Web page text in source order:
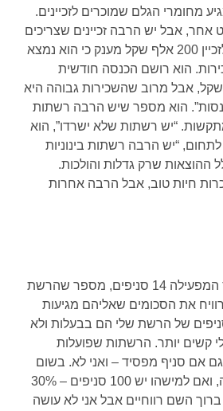
מחומרי הגלם שמוכרים לזכיינים.
אבל יש הרבה זכיינים שצריכים
עזרה. רק עכשיו נתתי לזכיין 200 אלף שקל מענק כי הוא נמצא
הוא רושם הכנסה חודשית
של 600 אלף שקל, אבל מרוב שהשכירות גבוהה היא
מההכנסות”. הוא מספר שיש הרבה רשתות
“יש רשתות שלא ישרדו”, הוא
“יש הרבה רשתות בינוניות
שרק גדלות והולכות.
חיות טוב, אבל הרבה אחרות
יעקב לוזון, בעלי אילנ’ס המפעילה 14 סניפים, מספר שהרשת
את הסכומים שאליהם מגיעות
של הרשת שלי הם בבעלות ולא
קשים יותר. הרשתות שפועלות
אם סניף מפסיד – ואני לא. בשום
רשת אין 100% הצלחה, ואם למישהו יש 100 סניפים – 30%
השם רווחיים אבל אני לא עושה